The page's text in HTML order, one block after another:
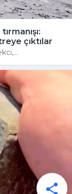
çıktılar